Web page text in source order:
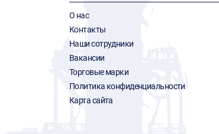
О нас
Контакты
Наши сотрудники
Вакансии
Торговые марки
Политика конфиденциальности
Карта сайта